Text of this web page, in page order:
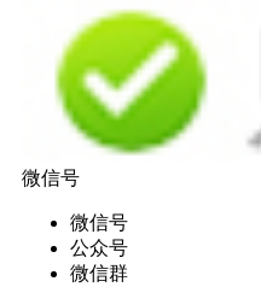
微信号
微信号
公众号
微信群